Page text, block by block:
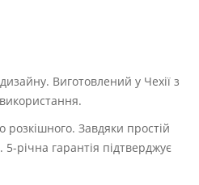
Виготовлений у Чехії з
розкішного. Завдяки простій
річна гарантія підтверджує